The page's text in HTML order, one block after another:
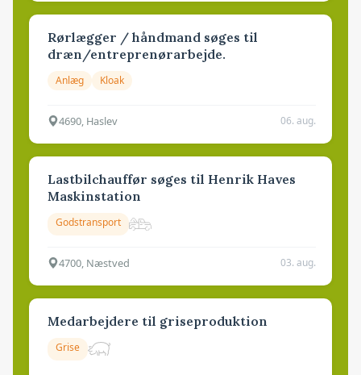
Rørlægger / håndmand søges til
dræn/entreprenørarbejde.
Anlæg Kloak
4690, Haslev 06. aug.
Lastbilchauffør søges til Henrik Haves
Maskinstation
Godstransport
4700, Næstved 03. aug.
Medarbejdere til griseproduktion
Grise